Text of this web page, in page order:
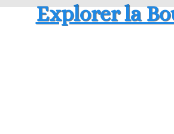
Explorer la